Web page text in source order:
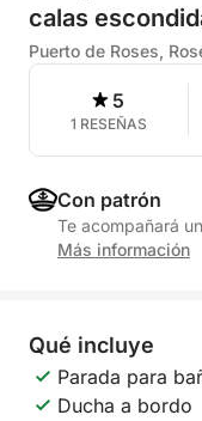
calas
Puerto de Roses,
5
1 RESEÑAS
Con patrón
Te acompañará
Más información
Qué incluye
Parada para
Ducha a bordo